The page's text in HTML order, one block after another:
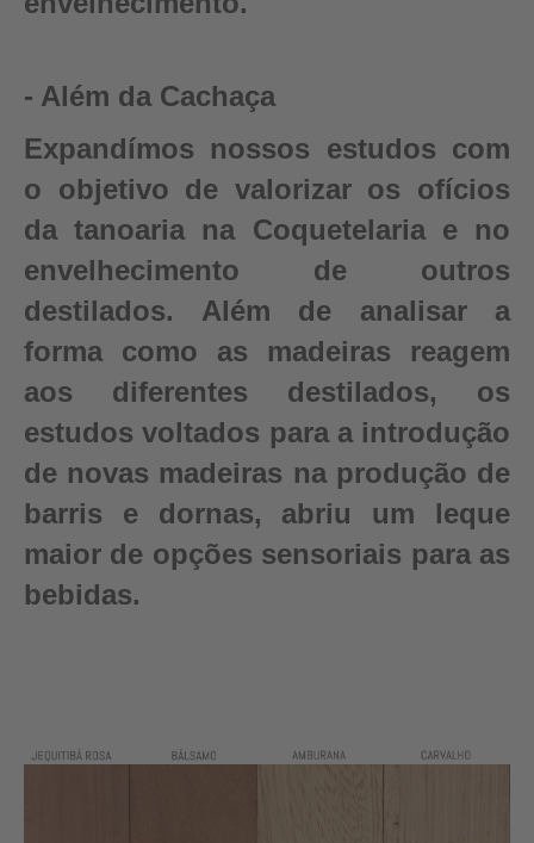
- Além da Cachaça
Expandímos nossos estudos com
o objetivo de valorizar os ofícios
da tanoaria na Coquetelaria e no
envelhecimento de outros
destilados. Além de analisar a
forma como as madeiras reagem
aos diferentes destilados, os
estudos voltados para a introdução
de novas madeiras na produção de
barris e dornas, abriu um leque
maior de opções sensoriais para as
bebidas.